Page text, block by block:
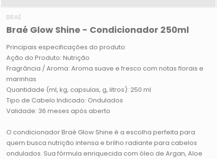
BRAÉ
Braé Glow Shine - Condicionador 250ml
Principais especificações do produto:
Ação do Produto: Nutrição
Fragrância / Aroma: Aroma suave e fresco com notas florais e
marinhas
Quantidade (ml, kg, capsulas, g, litros): 250 ml
Tipo de Cabelo Indicado: Ondulados
Validade: 36 meses após aberto
O condicionador Braé Glow Shine é a escolha perfeita para
quem busca nutrição intensa e brilho radiante para cabelos
ondulados. Sua fórmula enriquecida com óleo de Argan, Aloe